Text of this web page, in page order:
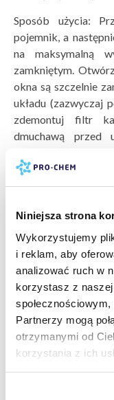
Niniejsza strona
Wykorzystujemy
i reklam, aby
analizować ruch w
korzystasz z
Partnerzy mogą
otrzymanymi od
korzystania z ich
Sposób użycia:
pojemnik, a
na maksymalną
zamkniętym.
okna są szczelnie
układu (zazwyczaj
zdemontuj filtr
dmuchawą przed
filtra. Umieść
strumień
drzwi i odczekaj 10
wnętrza pojazdu.
Przykładowy
godzinach
Dla firm
oferujących
przedstawiamy
kabiny z kabiną